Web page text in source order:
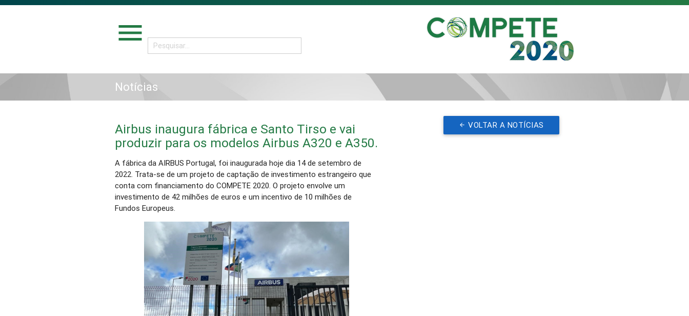
menu
Notícias
Airbus inaugura fábrica e Santo Tirso e vai
produzir para os modelos Airbus A320 e A350.
A fábrica da AIRBUS Portugal, foi inaugurada hoje dia 14 de setembro de
2022. Trata-se de um projeto de captação de investimento estrangeiro que
conta com financiamento do COMPETE 2020. O projeto envolve um
investimento de 42 milhões de euros e um incentivo de 10 milhões de
Fundos Europeus.
VOLTAR A NOTÍCIAS